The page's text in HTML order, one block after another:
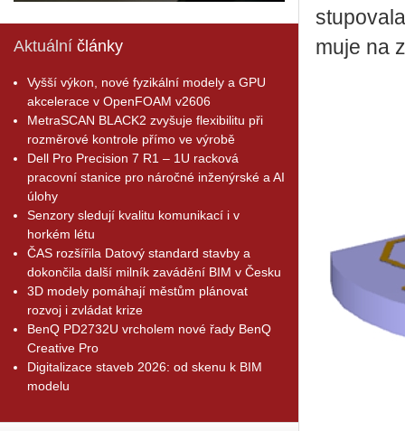
Aktuální články
Vyšší výkon, nové fyzikální modely a GPU
akcelerace v OpenFOAM v2606
MetraSCAN BLACK2 zvyšuje flexibilitu při
rozměrové kontrole přímo ve výrobě
Dell Pro Precision 7 R1 – 1U racková
pracovní stanice pro náročné inženýrské a AI
úlohy
Senzory sledují kvalitu komunikací i v
horkém létu
ČAS rozšířila Datový standard stavby a
dokončila další milník zavádění BIM v Česku
3D modely pomáhají městům plánovat
rozvoj i zvládat krize
BenQ PD2732U vrcholem nové řady BenQ
Creative Pro
Digitalizace staveb 2026: od skenu k BIM
modelu
mu­je na